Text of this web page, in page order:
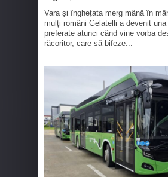
Vara și înghețata merg mână în
mulți români Gelatelli a devenit
preferate atunci când vine vorba
răcoritor, care să bifeze...